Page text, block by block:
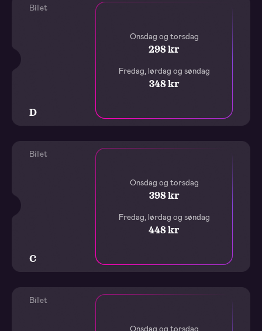
Billet
D
Onsdag og torsdag
298 kr
Fredag, lørdag og søndag
348 kr
Billet
C
Onsdag og torsdag
398 kr
Fredag, lørdag og søndag
448 kr
Billet
Onsdag og torsdag